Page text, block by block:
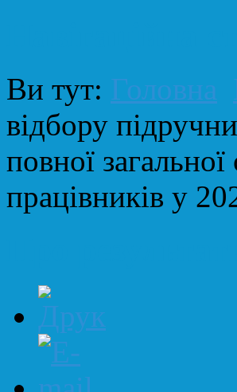
Ви тут: Головна
відбору
повної
працівників у